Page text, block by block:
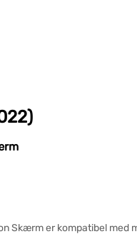
Skærm er kompatibel med